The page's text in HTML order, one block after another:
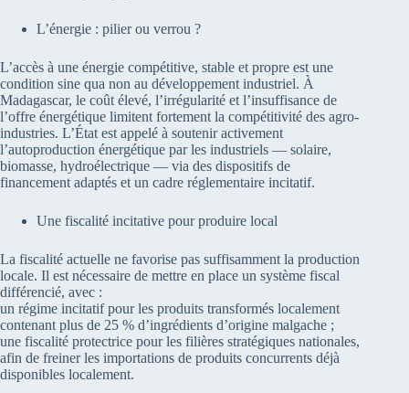
L’énergie : pilier ou verrou ?
L’accès à une énergie compétitive, stable et propre est une
condition sine qua non au développement industriel. À
Madagascar, le coût élevé, l’irrégularité et l’insuffisance de
l’offre énergétique limitent fortement la compétitivité des agro-
industries. L’État est appelé à soutenir activement
l’autoproduction énergétique par les industriels — solaire,
biomasse, hydroélectrique — via des dispositifs de
financement adaptés et un cadre réglementaire incitatif.
Une fiscalité incitative pour produire local
La fiscalité actuelle ne favorise pas suffisamment la production
locale. Il est nécessaire de mettre en place un système fiscal
différencié, avec :
un régime incitatif pour les produits transformés localement
contenant plus de 25 % d’ingrédients d’origine malgache ;
une fiscalité protectrice pour les filières stratégiques nationales,
afin de freiner les importations de produits concurrents déjà
disponibles localement.